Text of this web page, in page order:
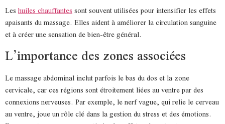
Leshuiles chauffantessont souvent utilisées pour intensifier les effets
apaisants du massage. Elles aident à améliorer la circulation sanguine
et à créer une sensation de bien-être général.
L’importance des zones associées
Le massage abdominal inclut parfois le bas du dos et la zone
cervicale, car ces régions sont étroitement liées au ventre par des
connexions nerveuses. Par exemple, le nerf vague, qui relie le cerveau
au ventre, joue un rôle clé dans la gestion du stress et des émotions.